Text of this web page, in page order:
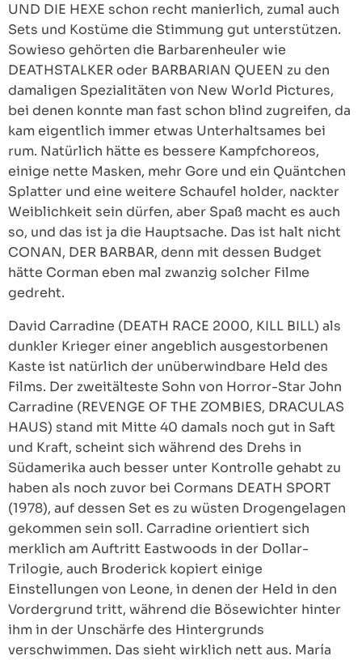
UND DIE HEXE schon recht manierlich, zumal auch
Sets und Kostüme die Stimmung gut unterstützen.
Sowieso gehörten die Barbarenheuler wie
DEATHSTALKER oder BARBARIAN QUEEN zu den
damaligen Spezialitäten von New World Pictures,
bei denen konnte man fast schon blind zugreifen, da
kam eigentlich immer etwas Unterhaltsames bei
rum. Natürlich hätte es bessere Kampfchoreos,
einige nette Masken, mehr Gore und ein Quäntchen
Splatter und eine weitere Schaufel holder, nackter
Weiblichkeit sein dürfen, aber Spaß macht es auch
so, und das ist ja die Hauptsache. Das ist halt nicht
CONAN, DER BARBAR, denn mit dessen Budget
hätte Corman eben mal zwanzig solcher Filme
gedreht.
David Carradine (DEATH RACE 2000, KILL BILL) als
dunkler Krieger einer angeblich ausgestorbenen
Kaste ist natürlich der unüberwindbare Held des
Films. Der zweitälteste Sohn von Horror-Star John
Carradine (REVENGE OF THE ZOMBIES, DRACULAS
HAUS) stand mit Mitte 40 damals noch gut in Saft
und Kraft, scheint sich während des Drehs in
Südamerika auch besser unter Kontrolle gehabt zu
haben als noch zuvor bei Cormans DEATH SPORT
(1978), auf dessen Set es zu wüsten Drogengelagen
gekommen sein soll. Carradine orientiert sich
merklich am Auftritt Eastwoods in der Dollar-
Trilogie, auch Broderick kopiert einige
Einstellungen von Leone, in denen der Held in den
Vordergrund tritt, während die Bösewichter hinter
ihm in der Unschärfe des Hintergrunds
verschwimmen. Das sieht wirklich nett aus. María